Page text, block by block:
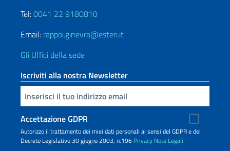
Tel:0041 22 9180810
Email: rappoi.ginevra@esteri.it
Gli Uffici della sede
Iscriviti alla nostra Newsletter
Inserisci la tua email
Accettazione GDPR
Autorizzo il trattamento dei miei dati personali ai sensi del GDPR e del
Decreto Legislativo 30 giugno 2003, n.196 Privacy Note Legali